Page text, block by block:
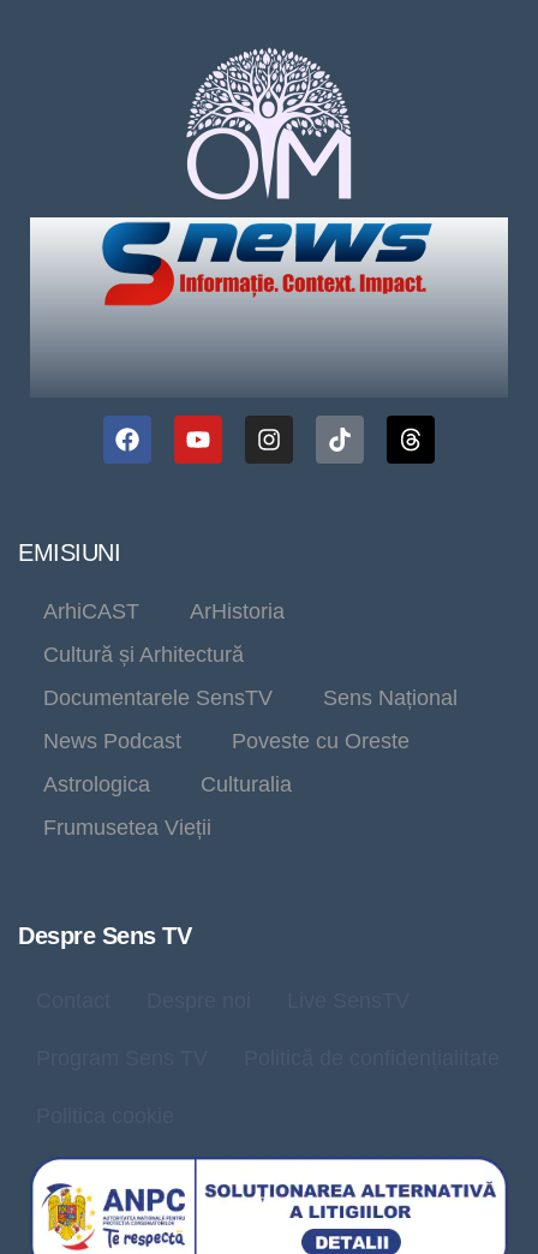
EMISIUNI
ArhiCAST
ArHistoria
Cultură și Arhitectură
Documentarele SensTV
Sens Național
News Podcast
Poveste cu Oreste
Astrologica
Culturalia
Frumusetea Vieții
Despre Sens TV